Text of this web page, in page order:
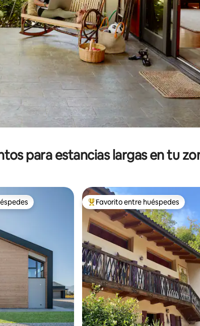
para estancias largas en tu
evaluaciones
entre huéspedes De los mejores en Favorito entre
Favorito entre huéspedes